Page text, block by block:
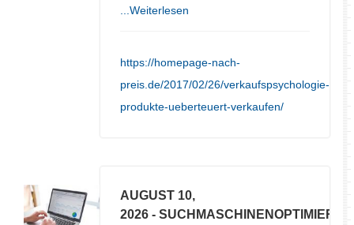
...Weiterlesen
https://homepage-nach-
preis.de/2017/02/26/verkaufspsychologie-
produkte-ueberteuert-verkaufen/
AUGUST 10,
2026 -